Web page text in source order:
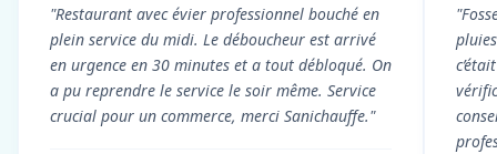
"Restaurant avec évier professionnel bouché en
plein service du midi. Le déboucheur est arrivé
en urgence en 30 minutes et a tout débloqué. On
a pu reprendre le service le soir même. Service
crucial pour un commerce, merci Sanichauffe."